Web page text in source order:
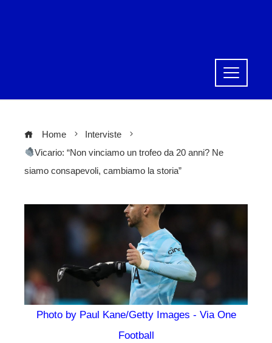
Home
Interviste
Vicario: “Non vinciamo un trofeo da 20 anni? Ne
siamo consapevoli, cambiamo la storia”
Photo by Paul Kane/Getty Images - Via One
Football